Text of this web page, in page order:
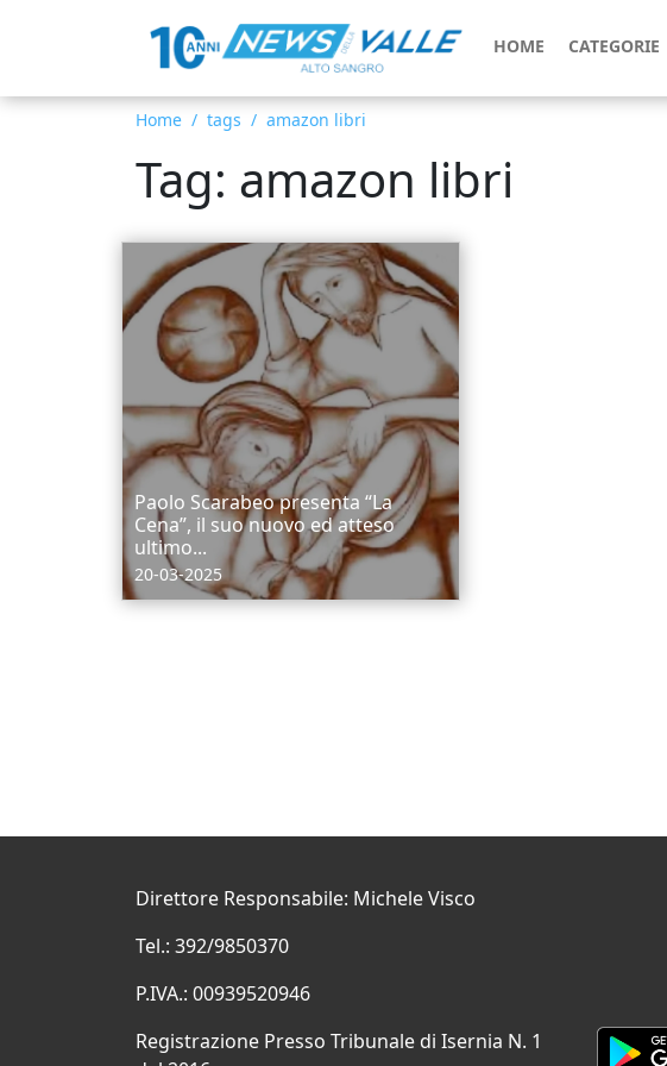
HOME CATEGORIE
Home tags amazon libri
Tag: amazon libri
Paolo Scarabeo presenta “La
Cena”, il suo nuovo ed atteso
ultimo...
20-03-2025
Direttore Responsabile: Michele Visco
Tel.: 392/9850370
P.IVA.: 00939520946
Registrazione Presso Tribunale di Isernia N. 1